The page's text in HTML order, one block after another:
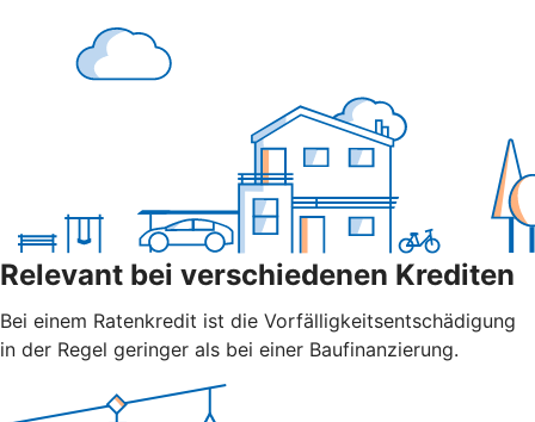
Relevant bei verschiedenen Krediten
Bei einem Ratenkredit ist die Vorfälligkeitsentschädigung
in der Regel geringer als bei einer Baufinanzierung.